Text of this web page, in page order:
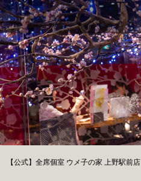
【公式】全席個室 ウメ子の家 上野駅前店